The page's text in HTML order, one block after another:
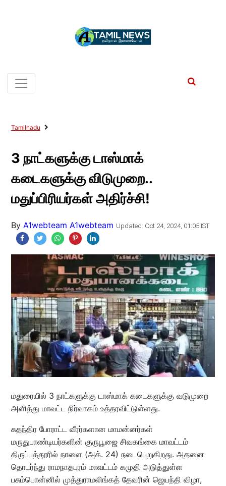
Tamilnadu
3 நாட்களுக்கு டாஸ்மாக்
கடைகளுக்கு விடுமுறை..
மதுப்பிரியர்கள் அதிர்ச்சி!
By A1webteam A1webteam Updated: Oct 24, 2024, 01:05 IST
மதுரையில் 3 நாட்களுக்கு டாஸ்மாக் கடைகளுக்கு வடுமுறை
அளித்து மாவட்ட நிர்வாகம் உத்தரவிட்டுள்ளது.
சுதந்திர போராட்ட வீரர்களான மாமன்னர்கள்
மருதுபாண்டியர்களின் குருபூஜை சிவகங்கை மாவட்டம்
திருப்பத்தூரில் நாளை (அக். 24) நடைபெறுகிறது. அதனை
தொடர்ந்து ராமநாதபுரம் மாவட்டம் கமுதி அடுத்துள்ள
பசும்பொன்னில் முத்துராமலிங்கத் தேவரின் ஜெயந்தி விழா,